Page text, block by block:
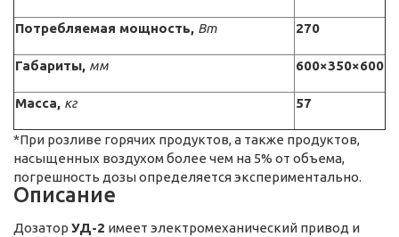
Потребляемая мощность, Вт 270
Габариты, мм 600×350×600
Масса, кг 57
*При розливе горячих продуктов, а также продуктов,
насыщенных воздухом более чем на 5% от объема,
погрешность дозы определяется экспериментально.
Описание
Дозатор УД-2 имеет электромеханический привод и